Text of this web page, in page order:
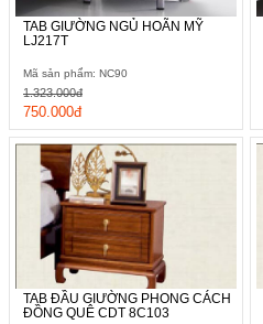
TAB GIƯỜNG NGỦ HOÃN MỸ
LJ217T
Mã sản phẩm: NC90
750.000đ
1.323.000đ
TAB ĐẦU GIƯỜNG PHONG CÁCH
ĐỒNG QUÊ CDT 8C103